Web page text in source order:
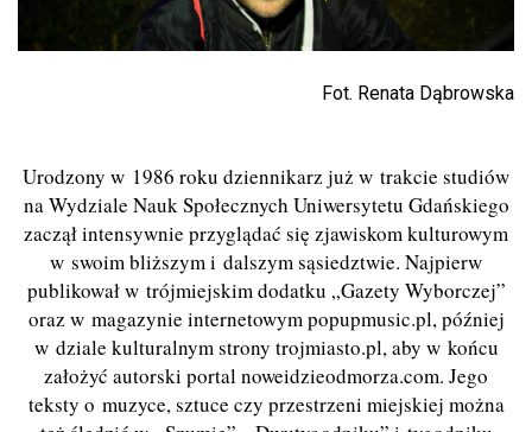
Fot. Renata Dąbrowska
Urodzony w 1986 roku dziennikarz już w trakcie studiów
na Wydziale Nauk Społecznych Uniwersytetu Gdańskiego
zaczął intensywnie przyglądać się zjawiskom kulturowym
w swoim bliższym i dalszym sąsiedztwie. Najpierw
publikował w trójmiejskim dodatku „Gazety Wyborczej”
oraz w magazynie internetowym popupmusic.pl, później
w dziale kulturalnym strony trojmiasto.pl, aby w końcu
założyć autorski portal noweidzieodmorza.com. Jego
teksty o muzyce, sztuce czy przestrzeni miejskiej można